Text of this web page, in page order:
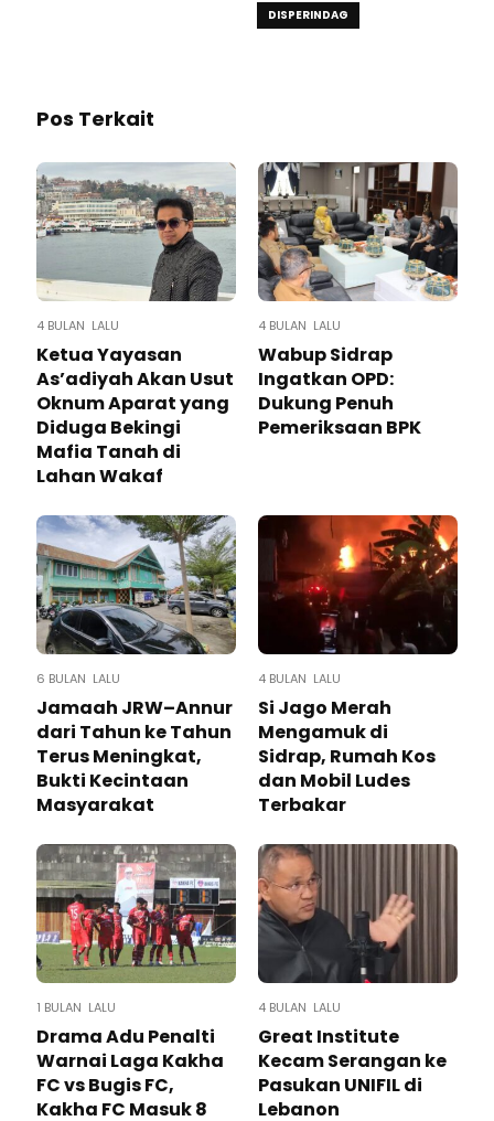
DISPERINDAG
Pos Terkait
4 BULAN LALU
Ketua Yayasan
As’adiyah Akan Usut
Oknum Aparat yang
Diduga Bekingi
Mafia Tanah di
Lahan Wakaf
4 BULAN LALU
Wabup Sidrap
Ingatkan OPD:
Dukung Penuh
Pemeriksaan BPK
6 BULAN LALU
Jamaah JRW–Annur
dari Tahun ke Tahun
Terus Meningkat,
Bukti Kecintaan
Masyarakat
4 BULAN LALU
Si Jago Merah
Mengamuk di
Sidrap, Rumah Kos
dan Mobil Ludes
Terbakar
1 BULAN LALU
Drama Adu Penalti
Warnai Laga Kakha
FC vs Bugis FC,
Kakha FC Masuk 8
4 BULAN LALU
Great Institute
Kecam Serangan ke
Pasukan UNIFIL di
Lebanon